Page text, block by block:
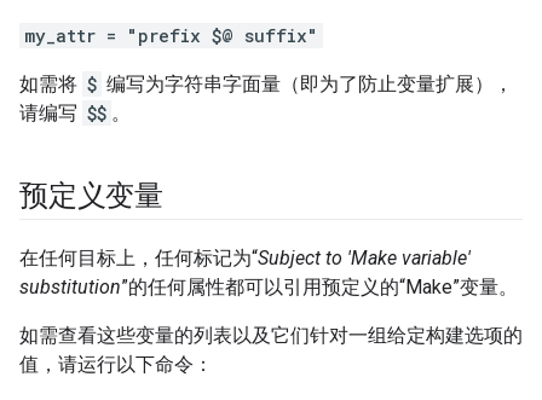
my_attr = "prefix $@ suffix"
如需将 $ 编写为字符串字面量（即为了防止变量扩展），
请编写 $$ 。
预定义变量
在任何目标上，任何标记为“Subject to 'Make variable'
substitution”的任何属性都可以引用预定义的“Make”变量。
如需查看这些变量的列表以及它们针对一组给定构建选项的
值，请运行以下命令：